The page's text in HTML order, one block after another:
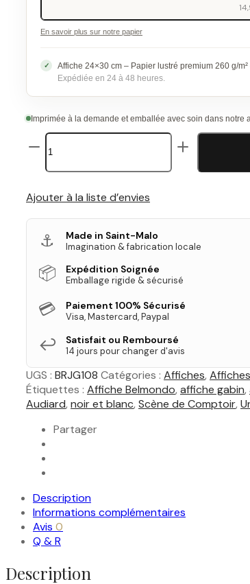
En savoir plus sur notre papier
Affiche 24×30 cm – Papier lustré premium 260 g/
Expédiée en 24 à 48 heures.
Imprimée à la demande et emballée avec soin dans notre
quantité
de
Affiche
Gabin-
Ajouter à la liste d’envies
⚓ Made in Saint-Malo
Imagination & fabrication locale
📦 Expédition Soignée
Emballage rigide & sécurisé
💳 Paiement 100% Sécurisé
Visa, Mastercard, Paypal
↩️ Satisfait ou Remboursé
14 jours pour changer d'avis
UGS : BRJG108 Catégories : Affiches,
Étiquettes : Affiche Belmondo, affiche gabin,
Audiard, noir et blanc, Scène de Comptoir,
Partager
Description
Informations complémentaires
Avis 0
Q & R
Description